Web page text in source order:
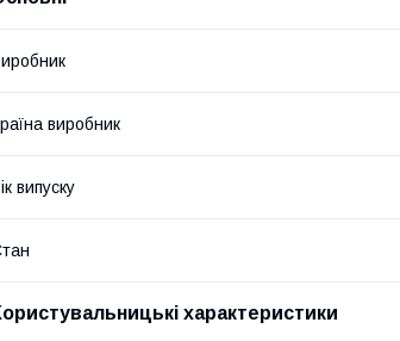
виробник
випуску
характеристики